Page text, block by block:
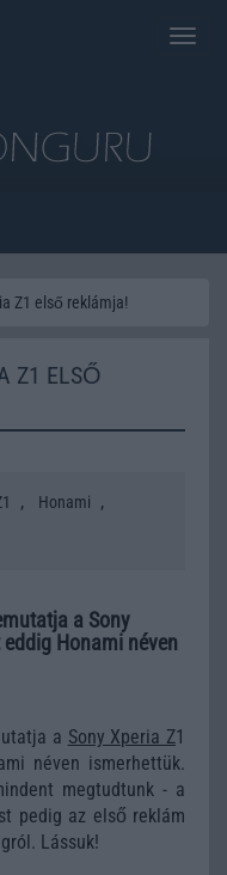
Toggle
Z1 első reklámja!
Z1 ELSŐ
, Honami ,
a Sony
Honami néven
a Sony Xperia Z1
néven ismerhettük.
megtudtunk - a
pedig az első reklám
Lássuk!